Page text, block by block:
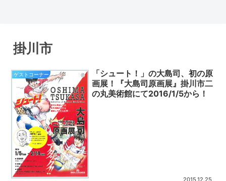
掛川市
ゲストコーナー
「シュート！」の大島司、初の原
画展！『大島司原画展』掛川市二
の丸美術館にて2016/1/5から！
2015.12.25